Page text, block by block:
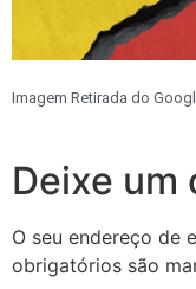
Imagem Retirada do
Deixe um
O seu endereço de
obrigatórios são